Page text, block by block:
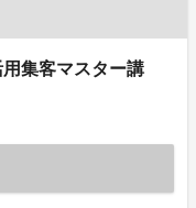
集客マスター講